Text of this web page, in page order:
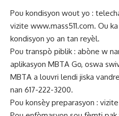
Pou kondisyon wout yo :
vizite www.mass511.com. Ou
kondisyon yo an tan reyèl.
Pou transpò piblik : abòne w
aplikasyon MBTA Go, oswa
MBTA a louvri lendi jiska
nan 617-222-3200.
Pou konsèy preparasyon :